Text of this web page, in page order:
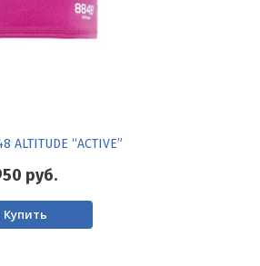
ALTITUDE “ACTIVE”
руб.
Купить